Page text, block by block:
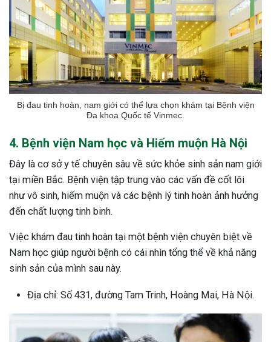
Bị đau tinh hoàn, nam giới có thể lựa chọn khám tại Bệnh viện
Đa khoa Quốc tế Vinmec.
4. Bệnh viện Nam học và Hiếm muộn Hà Nội
Đây là cơ sở y tế chuyên sâu về sức khỏe sinh sản nam giới
tại miền Bắc. Bệnh viện tập trung vào các vấn đề cốt lõi
như vô sinh, hiếm muộn và các bệnh lý tinh hoàn ảnh hưởng
đến chất lượng tinh binh.
Việc khám đau tinh hoàn tại một bệnh viện chuyên biệt về
Nam học giúp người bệnh có cái nhìn tổng thể về khả năng
sinh sản của mình sau này.
Địa chỉ: Số 431, đường Tam Trinh, Hoàng Mai, Hà Nội.